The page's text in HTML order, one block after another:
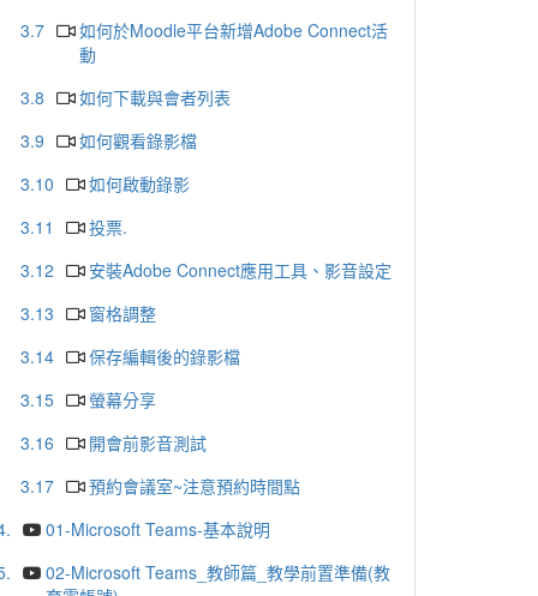
3.7
如何於Moodle平台新增Adobe Connect活
動
3.8
如何下載與會者列表
3.9
如何觀看錄影檔
3.10
如何啟動錄影
3.11
投票.
3.12
安裝Adobe Connect應用工具、影音設定
3.13
窗格調整
3.14
保存編輯後的錄影檔
3.15
螢幕分享
3.16
開會前影音測試
3.17
預約會議室~注意預約時間點
01-Microsoft Teams-基本說明
02-Microsoft Teams_教師篇_教學前置準備(教